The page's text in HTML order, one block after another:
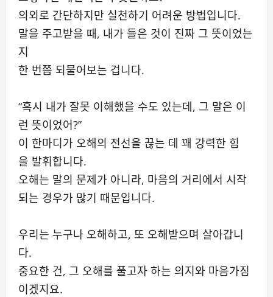
의외로 간단하지만 실천하기 어려운 방법입니다.
말을 주고받을 때, 내가 들은 것이 진짜 그 뜻이었는
지
한 번쯤 되물어보는 겁니다.
“혹시 내가 잘못 이해했을 수도 있는데, 그 말은 이
런 뜻이었어?”
이 한마디가 오해의 전선을 끊는 데 꽤 강력한 힘
을 발휘합니다.
오해는 말의 문제가 아니라, 마음의 거리에서 시작
되는 경우가 많기 때문입니다.
우리는 누구나 오해하고, 또 오해받으며 살아갑니
다.
중요한 건, 그 오해를 풀고자 하는 의지와 마음가짐
이겠지요.